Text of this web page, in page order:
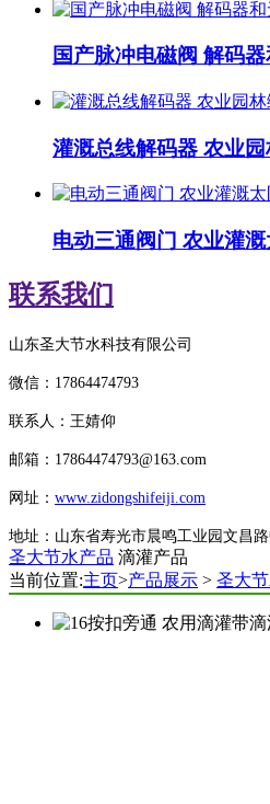
国产脉冲电磁阀 解码
灌溉总线解码器 农业
电动三通阀门 农业灌
联系我们
山东圣大节水科技有限公司
微信： 17864474793
联系人：王婧仰
邮箱： 17864474793@163.com
网址： www.zidongshifeiji.com
地址：山东省寿光市晨鸣工业园文昌
圣大节水产品 滴灌产品
当前位置:主页>产品展示 > 圣大